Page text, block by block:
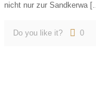
nicht nur zur Sandkerwa
Do you like it? 0